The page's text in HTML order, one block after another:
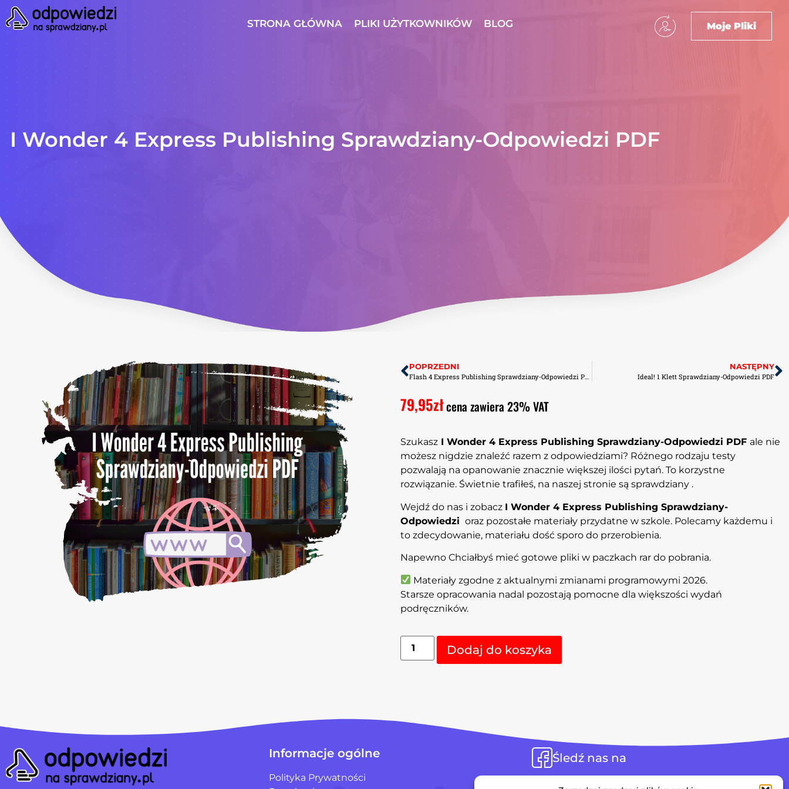
STRONA GŁÓWNA PLIKI UŻYTKOWNIKÓW BLOG Moje Pliki
I Wonder 4 Express Publishing Sprawdziany-Odpowiedzi PDF
POPRZEDNI
Flash 4 Express Publishing Sprawdziany-Odpowiedzi PDF
NASTĘPNY
Ideal! 1 Klett Sprawdziany-Odpowiedzi PDF
79,95złcena zawiera 23% VAT
Szukasz I Wonder 4 Express Publishing Sprawdziany-Odpowiedzi PDF ale nie
możesz nigdzie znaleźć razem z odpowiedziami? Różnego rodzaju testy
pozwalają na opanowanie znacznie większej ilości pytań. To korzystne
rozwiązanie. Świetnie trafiłeś, na naszej stronie są sprawdziany .
Wejdź do nas i zobacz I Wonder 4 Express Publishing Sprawdziany-
Odpowiedzi oraz pozostałe materiały przydatne w szkole. Polecamy każdemu i
to zdecydowanie, materiału dość sporo do przerobienia.
Napewno Chciałbyś mieć gotowe pliki w paczkach rar do pobrania.
Materiały zgodne z aktualnymi zmianami programowymi 2026.
Starsze opracowania nadal pozostają pomocne dla większości wydań
podręczników.
Dodaj do koszyka
Informacje ogólne
Polityka Prywatności
Śledź nas na